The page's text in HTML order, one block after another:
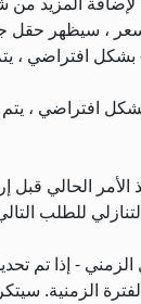
للطلب
الزمنية.